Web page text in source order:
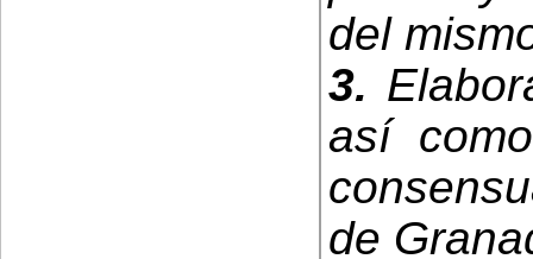
del
3.
así
de